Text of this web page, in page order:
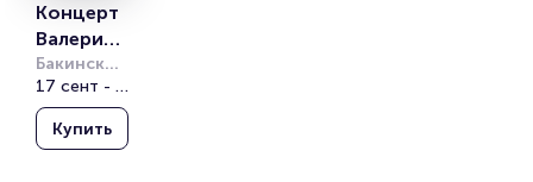
Концерт
Валерия
Меладзе
Бакинский
Конгресс
Центр
17 сент - 19 сент
Купить